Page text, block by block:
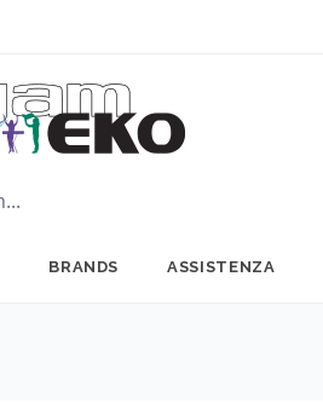
BRANDS ASSISTENZA